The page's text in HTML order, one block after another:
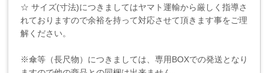
☆ サイズ(寸法)につきましてはヤマト運輸から厳しく指導さ
れておりますので余裕を持って対応させて頂きます事をご理
解ください。
※傘等（長尺物）につきましては、専用BOXでの発送となり